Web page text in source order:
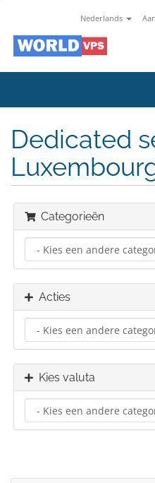
Nederlands
Dedicated
Categorieën
Acties
Kies valuta